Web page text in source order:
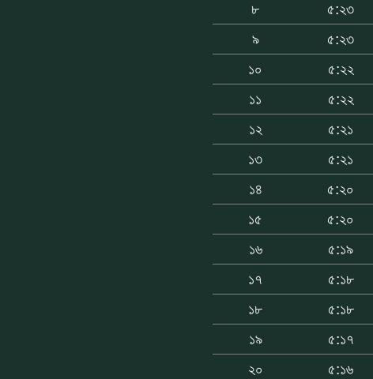
৮
৫:২৩
৯
৫:২৩
১০
৫:২২
১১
৫:২২
১২
৫:২১
১৩
৫:২১
১৪
৫:২০
১৫
৫:২০
১৬
৫:১৯
১৭
৫:১৮
১৮
৫:১৮
১৯
৫:১৭
২০
৫:১৬